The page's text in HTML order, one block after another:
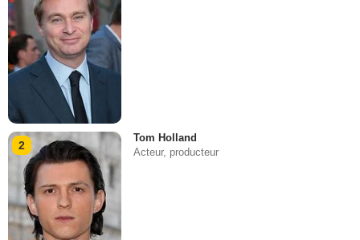
2
Tom Holland
Acteur, producteur